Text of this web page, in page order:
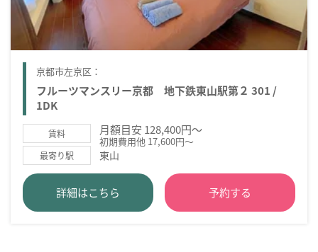
京都市左京区：
フルーツマンスリー京都 地下鉄東山駅第２ 301 /
1DK
賃料 月額目安 128,400円～
初期費用他 17,600円～
最寄り駅 東山
詳細はこちら 予約する